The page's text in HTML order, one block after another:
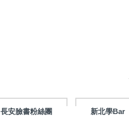
長安臉書粉絲團 新北學Bar